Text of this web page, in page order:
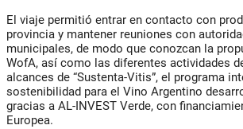
El viaje permitió entrar en contacto con
provincia y mantener reuniones con
municipales, de modo que conozcan la
WofA, así como las diferentes actividades
alcances de “Sustenta-Vitis”, el programa
sostenibilidad para el Vino Argentino
gracias a AL-INVEST Verde, con
Europea.